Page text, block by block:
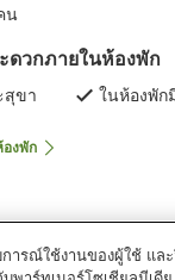
น
ดวกภายในห้องพัก
สุขา ในห้องพัก
องพัก
ารณ์ใช้งานของผู้ใช้ แ